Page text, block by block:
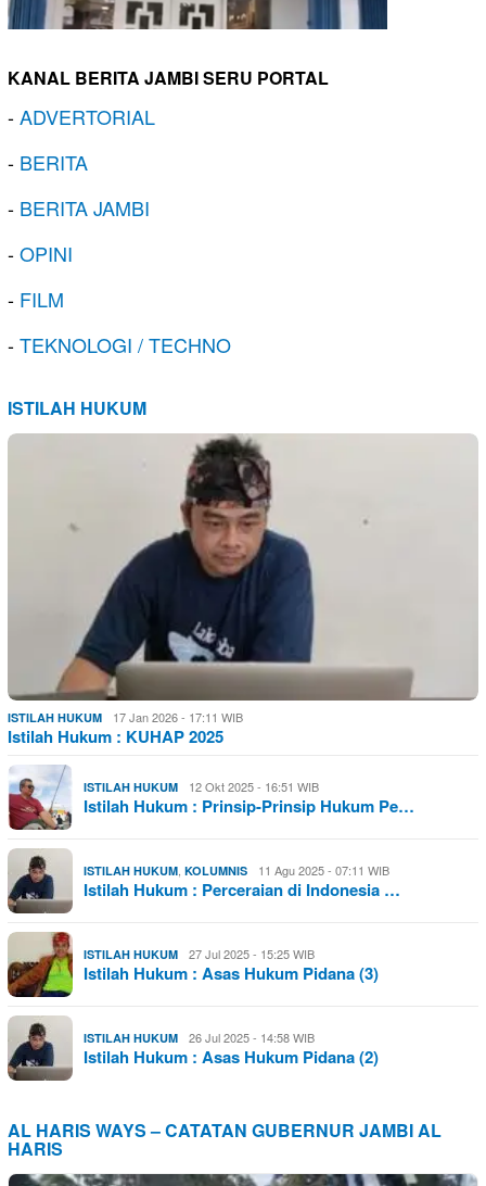
KANAL BERITA JAMBI SERU PORTAL
-ADVERTORIAL
- BERITA
- BERITA JAMBI
-OPINI
- FILM
-TEKNOLOGI / TECHNO
ISTILAH HUKUM
ISTILAH HUKUM 17 Jan 2026 - 17:11 WIB
Istilah Hukum : KUHAP 2025
ISTILAH HUKUM 12 Okt 2025 - 16:51 WIB
Istilah Hukum : Prinsip-Prinsip Hukum Pe…
ISTILAH HUKUM KOLUMNIS 11 Agu 2025 - 07:11 WIB
Istilah Hukum : Perceraian di Indonesia …
ISTILAH HUKUM 27 Jul 2025 - 15:25 WIB
Istilah Hukum : Asas Hukum Pidana (3)
ISTILAH HUKUM 26 Jul 2025 - 14:58 WIB
Istilah Hukum : Asas Hukum Pidana (2)
AL HARIS WAYS – CATATAN GUBERNUR JAMBI AL
HARIS